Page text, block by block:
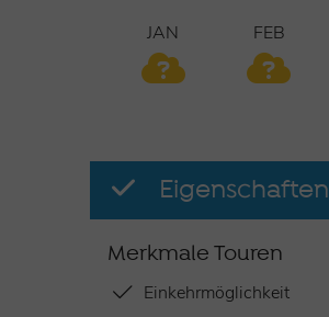
JAN FEB
Eigenschaften
Merkmale Touren
Einkehrmöglichkeit